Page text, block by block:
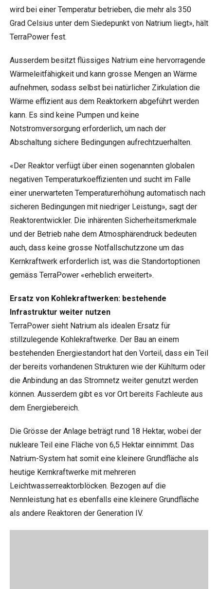
wird bei einer Temperatur betrieben, die mehr als 350
Grad Celsius unter dem Siedepunkt von Natrium liegt», hält
TerraPower fest.
Ausserdem besitzt flüssiges Natrium eine hervorragende
Wärmeleitfähigkeit und kann grosse Mengen an Wärme
aufnehmen, sodass selbst bei natürlicher Zirkulation die
Wärme effizient aus dem Reaktorkern abgeführt werden
kann. Es sind keine Pumpen und keine
Notstromversorgung erforderlich, um nach der
Abschaltung sichere Bedingungen aufrechtzuerhalten.
«Der Reaktor verfügt über einen sogenannten globalen
negativen Temperaturkoeffizienten und sucht im Falle
einer unerwarteten Temperaturerhöhung automatisch nach
sicheren Bedingungen mit niedriger Leistung», sagt der
Reaktorentwickler. Die inhärenten Sicherheitsmerkmale
und der Betrieb nahe dem Atmosphärendruck bedeuten
auch, dass keine grosse Notfallschutzzone um das
Kernkraftwerk erforderlich ist, was die Standortoptionen
gemäss TerraPower «erheblich erweitert».
Ersatz von Kohlekraftwerken: bestehende
Infrastruktur weiter nutzen
TerraPower sieht Natrium als idealen Ersatz für
stillzulegende Kohlekraftwerke. Der Bau an einem
bestehenden Energiestandort hat den Vorteil, dass ein Teil
der bereits vorhandenen Strukturen wie der Kühlturm oder
die Anbindung an das Stromnetz weiter genutzt werden
können. Ausserdem gibt es vor Ort bereits Fachleute aus
dem Energiebereich.
Die Grösse der Anlage beträgt rund 18 Hektar, wobei der
nukleare Teil eine Fläche von 6,5 Hektar einnimmt. Das
Natrium-System hat somit eine kleinere Grundfläche als
heutige Kernkraftwerke mit mehreren
Leichtwasserreaktorblöcken. Bezogen auf die
Nennleistung hat es ebenfalls eine kleinere Grundfläche
als andere Reaktoren der Generation IV.